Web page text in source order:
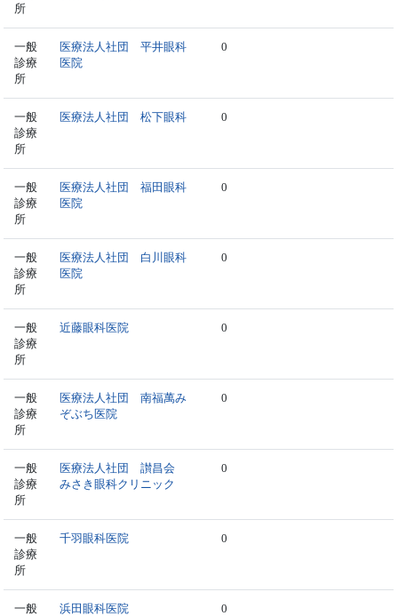
所
一般
診療
所
医療法人社団 平井眼科
医院
0
一般
診療
所
医療法人社団 松下眼科 0
一般
診療
所
医療法人社団 福田眼科
医院
0
一般
診療
所
医療法人社団 白川眼科
医院
0
一般
診療
所
近藤眼科医院 0
一般
診療
所
医療法人社団 南福萬み
ぞぶち医院
0
一般
診療
所
医療法人社団 讃昌会
みさき眼科クリニック
0
一般
診療
所
千羽眼科医院 0
一般
浜田眼科医院 0